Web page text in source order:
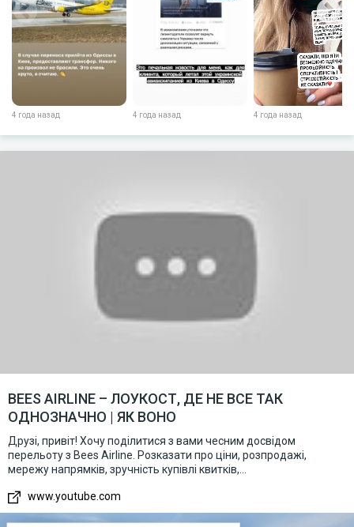
4 года назад 4 года назад 4 года назад
BEES AIRLINE – ЛОУКОСТ, ДЕ НЕ ВСЕ ТАК
ОДНОЗНАЧНО | ЯК ВОНО
Друзі, привіт! Хочу поділитися з вами чесним досвідом
перельоту з Bees Airline. Розказати про ціни, розпродажі,
мережу напрямків, зручність купівлі квитків,...
www.youtube.com